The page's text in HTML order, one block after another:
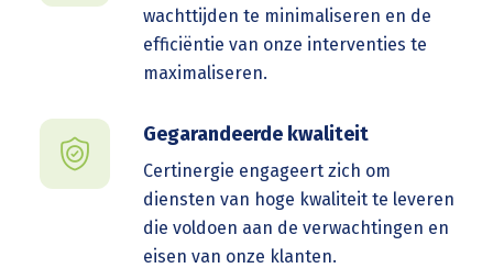
wachttijden te minimaliseren en de
efficiëntie van onze interventies te
maximaliseren.
Gegarandeerde kwaliteit
Certinergie engageert zich om
diensten van hoge kwaliteit te leveren
die voldoen aan de verwachtingen en
eisen van onze klanten.